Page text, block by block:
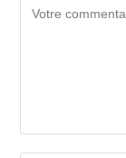
Comment